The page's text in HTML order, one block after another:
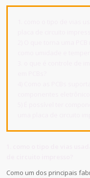
Como um dos principais